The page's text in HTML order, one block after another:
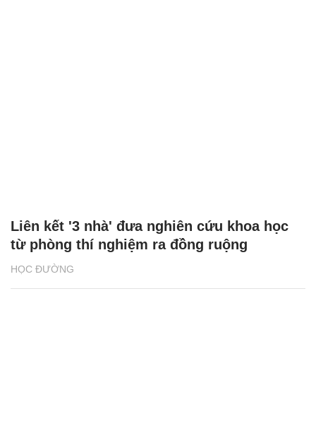
HỌC ĐƯỜNG
Liên kết '3 nhà' đưa nghiên cứu khoa học
từ phòng thí nghiệm ra đồng ruộng